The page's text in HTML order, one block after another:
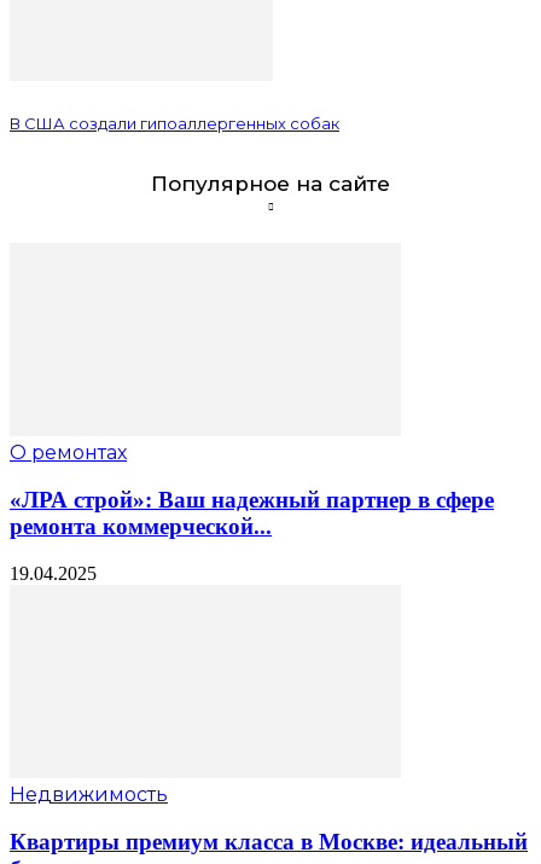
В США создали гипоаллергенных собак
Популярное на сайте
О ремонтах
«ЛРА строй»: Ваш надежный партнер в сфере
ремонта коммерческой...
19.04.2025
Недвижимость
Квартиры премиум класса в Москве: идеальный